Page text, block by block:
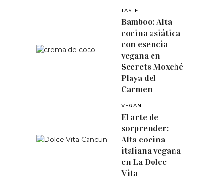
TASTE
Bamboo: Alta
cocina asiática
con esencia
vegana en
Secrets Moxché
Playa del
Carmen
VEGAN
El arte de
sorprender:
Alta cocina
italiana vegana
en La Dolce
Vita